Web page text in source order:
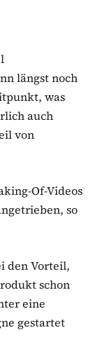
längst noch
was
auch
von
Of-Videos
so
den Vorteil,
schon
eine
gestartet